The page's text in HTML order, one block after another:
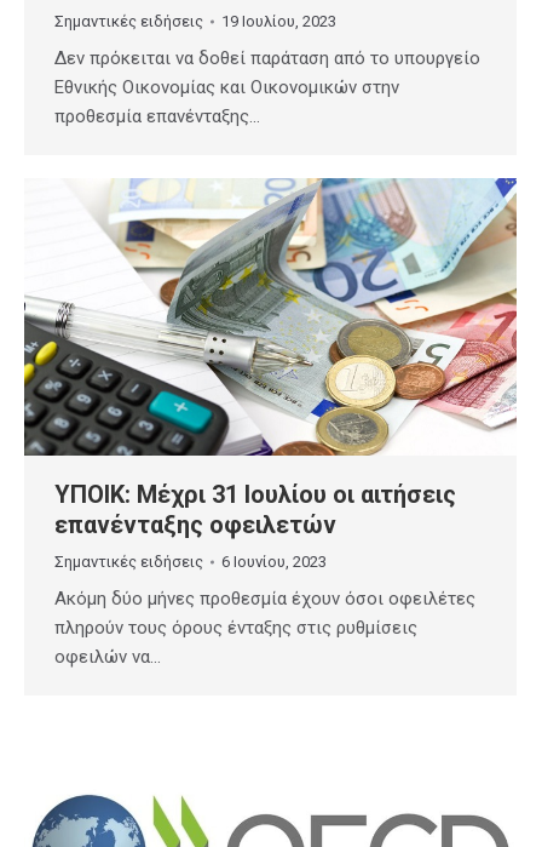
Σημαντικές ειδήσεις 19 Ιουλίου, 2023
Δεν πρόκειται να δοθεί παράταση από το υπουργείο
Εθνικής Οικονομίας και Οικονομικών στην
προθεσμία επανένταξης…
ΥΠΟΙΚ: Μέχρι 31 Ιουλίου οι αιτήσεις
επανένταξης οφειλετών
Σημαντικές ειδήσεις 6 Ιουνίου, 2023
Ακόμη δύο μήνες προθεσμία έχουν όσοι οφειλέτες
πληρούν τους όρους ένταξης στις ρυθμίσεις
οφειλών να…